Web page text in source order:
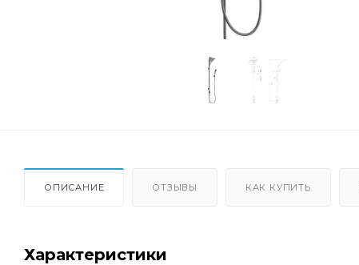
ОПИСАНИЕ ОТЗЫВЫ КАК КУПИТЬ
Характеристики